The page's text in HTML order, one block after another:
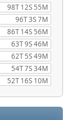
98T 12S 55M
96T 3S 7M
86T 14S 56M
63T 9S 46M
62T 5S 49M
54T 7S 34M
52T 16S 10M